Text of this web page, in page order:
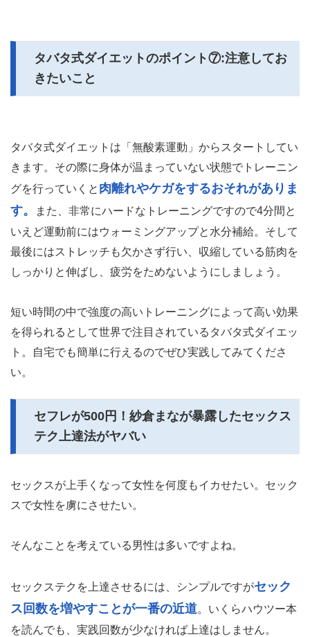
タバタ式ダイエットのポイント⑦:注意してお
きたいこと
タバタ式ダイエットは「無酸素運動」からスタートしてい
きます。その際に身体が温まっていない状態でトレーニン
グを行っていくと 肉離れやケガをするおそれがありま
す。
また、非常にハードなトレーニングですので4分間と
いえど運動前にはウォーミングアップと水分補給。そして
最後にはストレッチも欠かさず行い、収縮している筋肉を
しっかりと伸ばし、疲労をためないようにしましょう。
短い時間の中で強度の高いトレーニングによって高い効果
を得られるとして世界で注目されているタバタ式ダイエッ
ト。自宅でも簡単に行えるのでぜひ実践してみてくださ
い。
セフレが500円！紗倉まなが暴露したセックス
テク上達法がヤバい
セックスが上手くなって女性を何度もイカせたい。セック
スで女性を虜にさせたい。
そんなことを考えている男性は多いですよね。
セックステクを上達させるには、シンプルですがセック
ス回数を増やすことが一番の近道。いくらハウツー本
を読んでも、実践回数が少なければ上達はしません。